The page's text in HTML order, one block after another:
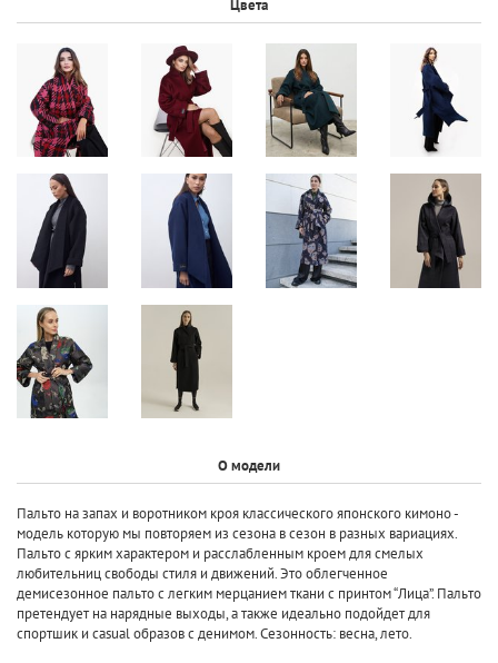
Цвета
О модели
Пальто на запах и воротником кроя классического японского кимоно -
модель которую мы повторяем из сезона в сезон в разных вариациях.
Пальто с ярким характером и расслабленным кроем для смелых
любительниц свободы стиля и движений. Это облегченное
демисезонное пальто с легким мерцанием ткани с принтом “Лица”. Пальто
претендует на нарядные выходы, а также идеально подойдет для
спортшик и casual образов с денимом. Сезонность: весна, лето.